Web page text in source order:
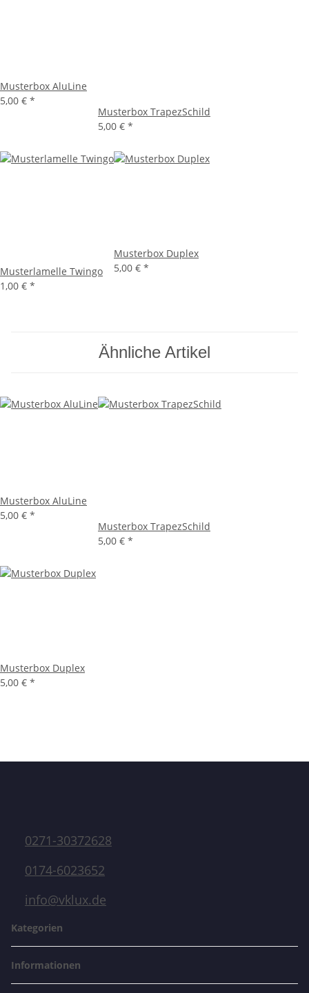
Musterbox AluLine
5,00 € *
Musterbox TrapezSchild
5,00 € *
Musterlamelle Twingo
1,00 € *
Musterbox Duplex
5,00 € *
Ähnliche Artikel
Musterbox AluLine
5,00 € *
Musterbox TrapezSchild
5,00 € *
Musterbox Duplex
5,00 € *
0271-30372628
0174-6023652
info@vklux.de
Kategorien
Informationen